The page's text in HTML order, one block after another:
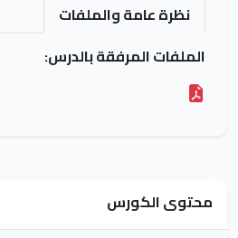
نظرة عامة والملفات
الملفات المرفقة بالدرس:
محتوى الكورس